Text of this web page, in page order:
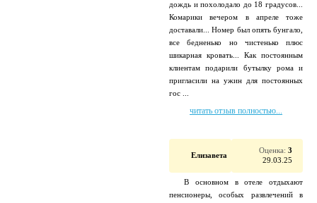
дождь и похолодало до 18 градусов...
Комарики вечером в апреле тоже
доставали... Номер был опять бунгало,
все бедненько но чистенько плюс
шикарная кровать... Как постоянным
клиентам подарили бутылку рома и
пригласили на ужин для постоянных
гос ...
читать отзыв полностью...
Елизавета
Оценка: 3
29.03.25
В основном в отеле отдыхают
пенсионеры, особых развлечений в